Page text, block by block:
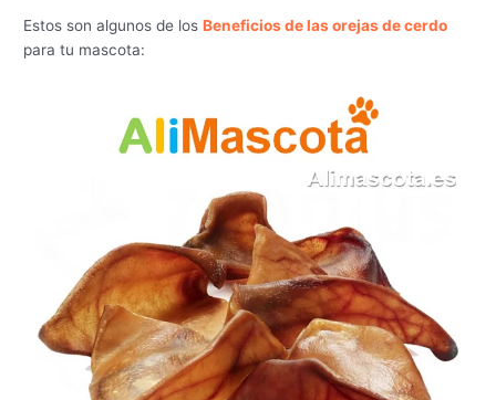
Estos son algunos de losBeneficios de las orejas de cerdo
para tu mascota: